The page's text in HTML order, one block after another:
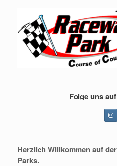
Folge uns
Herzlich Willkommenauf
Parks.